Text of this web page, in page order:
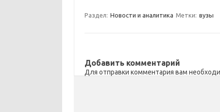
a
kl
ik
o а
т
Раздел: Новости и аналитика Метки: вузы
Добавить комментарий
Для отправки комментария вам